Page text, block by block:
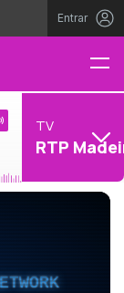
Entrar
TV
RTP